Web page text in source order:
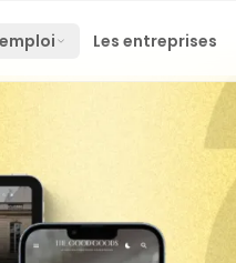
Les entreprises